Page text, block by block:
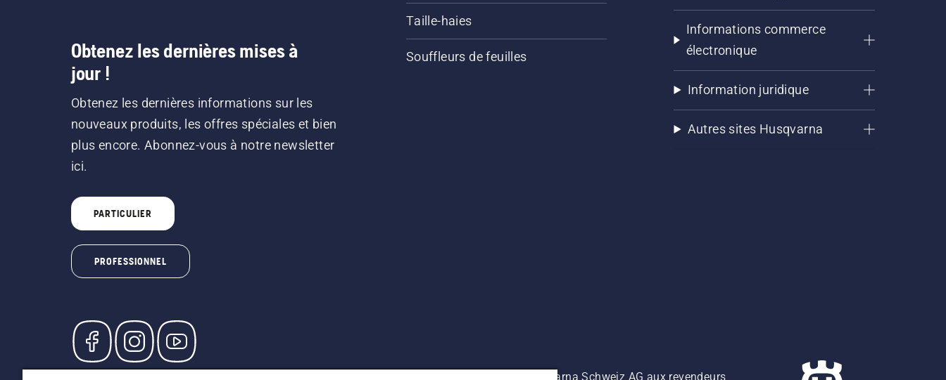
Obtenez les dernières mises à
jour !
Obtenez les dernières informations sur les
nouveaux produits, les offres spéciales et bien
plus encore. Abonnez-vous à notre newsletter
ici.
PARTICULIER
PROFESSIONNEL
Taille-haies
Souffleurs de feuilles
Informations commerce
électronique
Information juridique
Autres sites Husqvarna
© Husqvarna AB (publ). Tous droits réservés. Les prix indiqués sont à titre indicatif de Husqvarna Schweiz AG aux revendeurs